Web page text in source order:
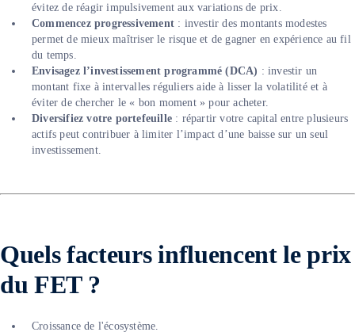
évitez de réagir impulsivement aux variations de prix.
Commencez progressivement : investir des montants modestes
permet de mieux maîtriser le risque et de gagner en expérience au fil
du temps.
Envisagez l’investissement programmé (DCA) : investir un
montant fixe à intervalles réguliers aide à lisser la volatilité et à
éviter de chercher le « bon moment » pour acheter.
Diversifiez votre portefeuille : répartir votre capital entre plusieurs
actifs peut contribuer à limiter l’impact d’une baisse sur un seul
investissement.
Quels facteurs influencent le prix
du FET ?
Croissance de l'écosystème.